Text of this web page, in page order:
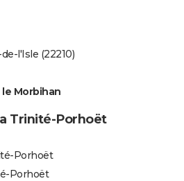
l'Isle (22210)
Morbihan
Trinité-Porhoët
Porhoët
Porhoët